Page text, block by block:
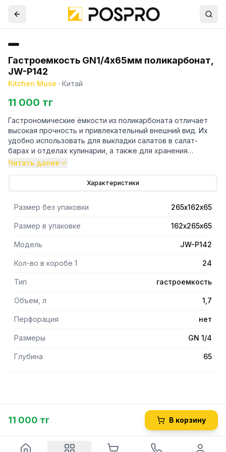
Гастроемкость GN1/4х65мм поликарбонат,
JW-P142
Kitchen Muse · Китай
11 000 тг
Гастрономические ёмкости из поликарбоната отличает
высокая прочность и привлекательный внешний вид. Их
удобно использовать для выкладки салатов в салат-
барах и отделах кулинарии, а также для хранения
продуктов на стеллажах. Контейнеры имеют прозрачные
Читать далее
Характеристики
Размер без упаковки 265х162х65
Размер в упаковке 162х265х65
Модель JW-P142
Кол-во в коробе 1 24
Тип гастроемкость
Объем, л 1,7
Перфорация нет
Размеры GN 1/4
Глубина 65
11 000 тг В корзину